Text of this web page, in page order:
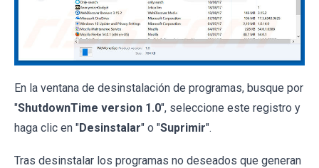
En la ventana de desinstalación de programas, busque por
"ShutdownTime version 1.0", seleccione este registro y
haga clic en "Desinstalar" o "Suprimir".
Tras desinstalar los programas no deseados que generan